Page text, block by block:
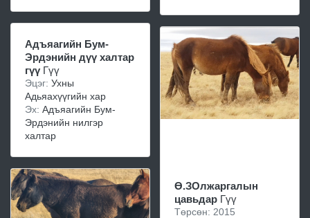
Адъяагийн Бум-
Эрдэнийн дүү халтар
гүү Гүү
Эцэг: Ухны
Адьяахүүгийн хар
Эх: Адъяагийн Бум-
Эрдэнийн нилгэр
халтар
Ө.ЗОлжаргалын
цавьдар Гүү
Төрсөн: 2015